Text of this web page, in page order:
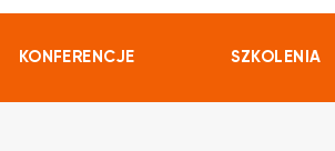
KONFERENCJE SZKOLENIA